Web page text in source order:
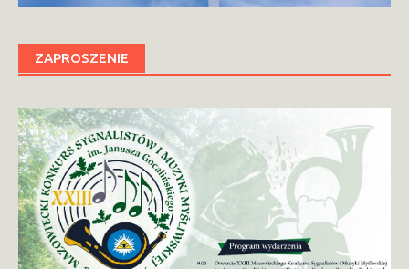
ZAPROSZENIE